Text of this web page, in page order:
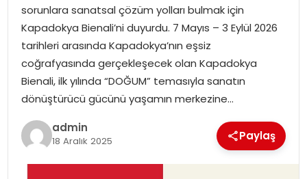
SIYASET
SPOR
TEKNOLOJI
YAŞAM
sorunlara sanatsal çözüm yolları bulmak için
Kapadokya Bienali’ni duyurdu. 7 Mayıs – 3 Eylül 2026
tarihleri arasında Kapadokya’nın eşsiz
coğrafyasında gerçekleşecek olan Kapadokya
Bienali, ilk yılında “DOĞUM” temasıyla sanatın
dönüştürücü gücünü yaşamın merkezine…
admin
18 Aralık 2025 Paylaş